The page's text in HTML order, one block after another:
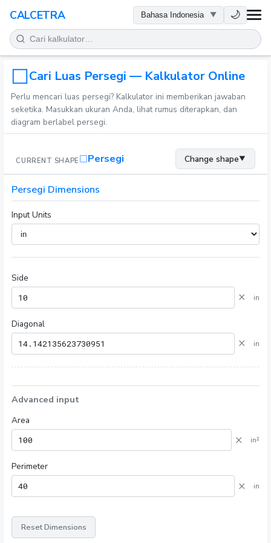
CALCETRA 🌙
MATEMATIKA
KONVERSI
SAINS
ALAT LAINNYA
Cari Luas Persegi — Kalkulator Online
Perlu mencari luas persegi? Kalkulator ini memberikan jawaban
seketika. Masukkan ukuran Anda, lihat rumus diterapkan, dan
diagram berlabel persegi.
CURRENT SHAPE Persegi Change shape▼
Persegi Dimensions
Input Units
Side
× in
Diagonal
× in
Advanced input
Area
× in²
Perimeter
× in
Reset Dimensions